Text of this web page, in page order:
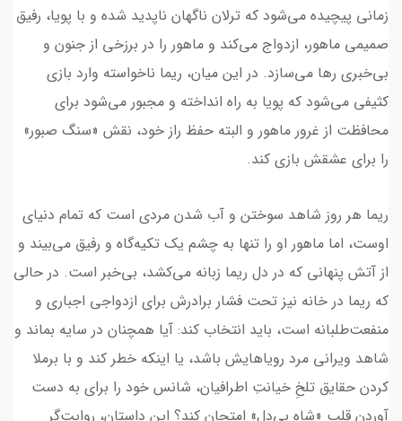
زمانی پیچیده می‌شود که ترلان ناگهان ناپدید شده و با پویا، رفیق
صمیمی ماهور، ازدواج می‌کند و ماهور را در برزخی از جنون و
بی‌خبری رها می‌سازد. در این میان، ریما ناخواسته وارد بازی
کثیفی می‌شود که پویا به راه انداخته و مجبور می‌شود برای
محافظت از غرور ماهور و البته حفظ راز خود، نقش «سنگ صبور»
را برای عشقش بازی کند.
ریما هر روز شاهد سوختن و آب شدن مردی است که تمام دنیای
اوست، اما ماهور او را تنها به چشم یک تکیه‌گاه و رفیق می‌بیند و
از آتش پنهانی که در دل ریما زبانه می‌کشد، بی‌خبر است. در حالی
که ریما در خانه نیز تحت فشار برادرش برای ازدواجی اجباری و
منفعت‌طلبانه است، باید انتخاب کند: آیا همچنان در سایه بماند و
شاهد ویرانی مرد رویاهایش باشد، یا اینکه خطر کند و با برملا
کردن حقایق تلخِ خیانتِ اطرافیان، شانس خود را برای به دست
آوردن قلبِ «شاه بی‌دل» امتحان کند؟ این داستان، روایت‌گر